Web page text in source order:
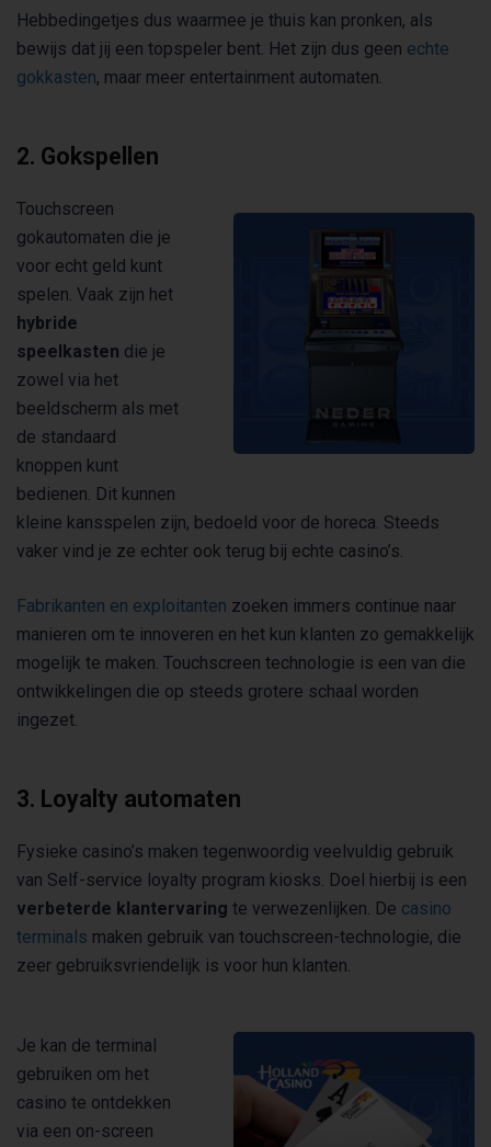
Hebbedingetjes dus waarmee je thuis kan pronken, als
bewijs dat jij een topspeler bent. Het zijn dus geen echte
gokkasten, maar meer entertainment automaten.
2. Gokspellen
Touchscreen
gokautomaten die je
voor echt geld kunt
spelen. Vaak zijn het
hybride
speelkasten die je
zowel via het
beeldscherm als met
de standaard
knoppen kunt
bedienen. Dit kunnen
kleine kansspelen zijn, bedoeld voor de horeca. Steeds
vaker vind je ze echter ook terug bij echte casino’s.
Fabrikanten en exploitanten zoeken immers continue naar
manieren om te innoveren en het kun klanten zo gemakkelijk
mogelijk te maken. Touchscreen technologie is een van die
ontwikkelingen die op steeds grotere schaal worden
ingezet.
3. Loyalty automaten
Fysieke casino’s maken tegenwoordig veelvuldig gebruik
van Self-service loyalty program kiosks. Doel hierbij is een
verbeterde klantervaring te verwezenlijken. De casino
terminals maken gebruik van touchscreen-technologie, die
zeer gebruiksvriendelijk is voor hun klanten.
Je kan de terminal
gebruiken om het
casino te ontdekken
via een on-screen